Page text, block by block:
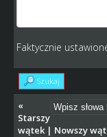
Faktycznie
Szukaj
«
Starszy
wątek| Nowszy